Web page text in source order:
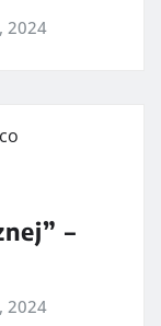
2024
–
2024